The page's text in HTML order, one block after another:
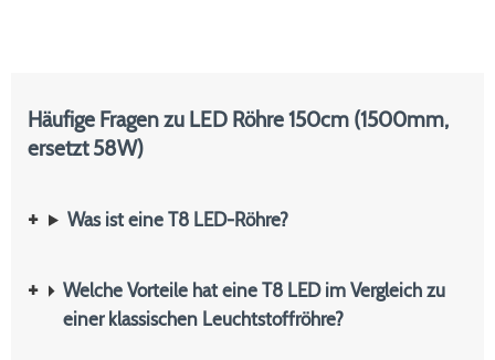
Häufige Fragen zu LED Röhre 150cm (1500mm,
ersetzt 58W)
Was ist eine T8 LED-Röhre?
Welche Vorteile hat eine T8 LED im Vergleich zu
einer klassischen Leuchtstoffröhre?